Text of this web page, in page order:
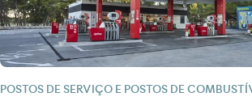
POSTOS DE SERVIÇO E POSTOS DE